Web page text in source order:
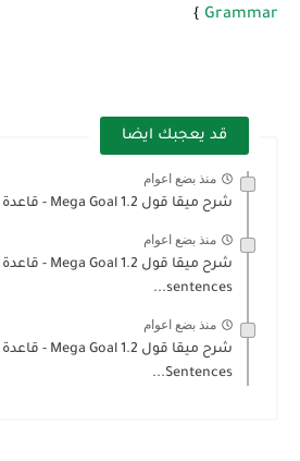
Grammar
}
قد يعجبك ايضا
منذ بضع اعوام
شرح ميقا قول 1.2 Mega Goal - قاعدة الفعل يتمنى...
منذ بضع اعوام
sentences...
منذ بضع اعوام
Sentences...